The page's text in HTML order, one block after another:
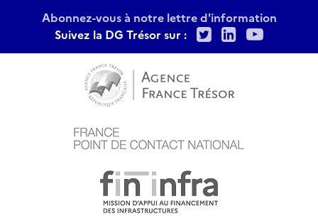
Abonnez-vous à notre lettre d'information
Suivez la DG Trésor sur :
TwitterLinkedIn